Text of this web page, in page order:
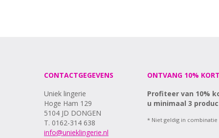
CONTACTGEGEVENS
Uniek lingerie
Hoge Ham 129
5104 JD DONGEN
T. 0162-314 638
info@unieklingerie.nl
ONTVANG 10%
Profiteer van 10%
u minimaal 3
* Niet geldig in